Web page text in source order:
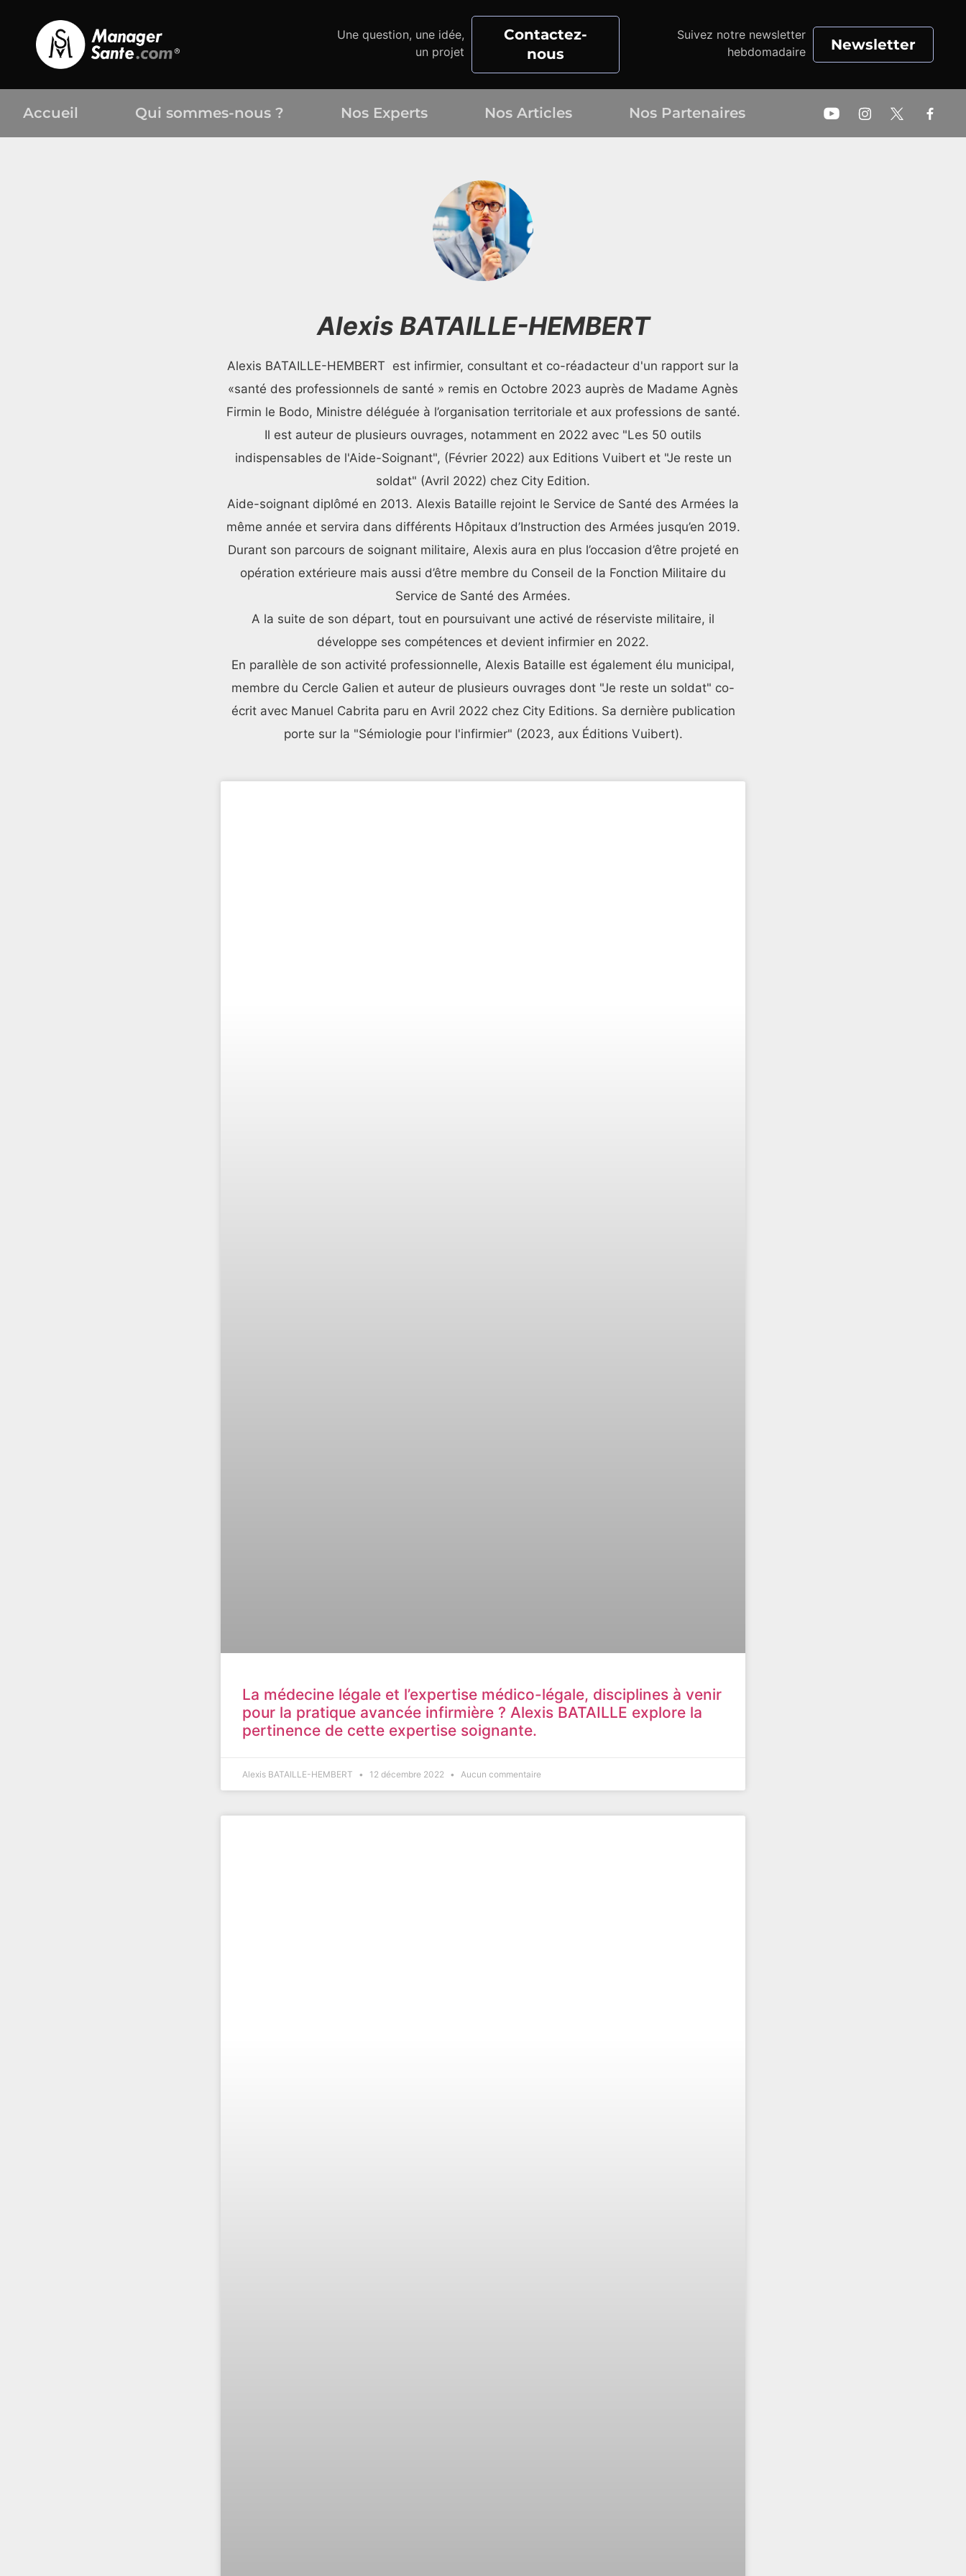
Une question, une idée,
un projet
Contactez-
nous
Suivez notre newsletter
hebdomadaire
Newsletter
Accueil Qui sommes-nous ? Nos Experts Nos Articles Nos Partenaires
Alexis BATAILLE-HEMBERT
Alexis BATAILLE-HEMBERT est infirmier, consultant et co-réadacteur d'un rapport sur la
«santé des professionnels de santé » remis en Octobre 2023 auprès de Madame Agnès
Firmin le Bodo, Ministre déléguée à l’organisation territoriale et aux professions de santé.
Il est auteur de plusieurs ouvrages, notamment en 2022 avec "Les 50 outils
indispensables de l'Aide-Soignant", (Février 2022) aux Editions Vuibert et "Je reste un
soldat" (Avril 2022) chez City Edition.
Aide-soignant diplômé en 2013. Alexis Bataille rejoint le Service de Santé des Armées la
même année et servira dans différents Hôpitaux d’Instruction des Armées jusqu’en 2019.
Durant son parcours de soignant militaire, Alexis aura en plus l’occasion d’être projeté en
opération extérieure mais aussi d’être membre du Conseil de la Fonction Militaire du
Service de Santé des Armées.
A la suite de son départ, tout en poursuivant une activé de réserviste militaire, il
développe ses compétences et devient infirmier en 2022.
En parallèle de son activité professionnelle, Alexis Bataille est également élu municipal,
membre du Cercle Galien et auteur de plusieurs ouvrages dont "Je reste un soldat" co-
écrit avec Manuel Cabrita paru en Avril 2022 chez City Editions. Sa dernière publication
porte sur la "Sémiologie pour l'infirmier" (2023, aux Éditions Vuibert).
La médecine légale et l’expertise médico-légale, disciplines à venir
pour la pratique avancée infirmière ? Alexis BATAILLE explore la
pertinence de cette expertise soignante.
Alexis BATAILLE-HEMBERT 12 décembre 2022 Aucun commentaire